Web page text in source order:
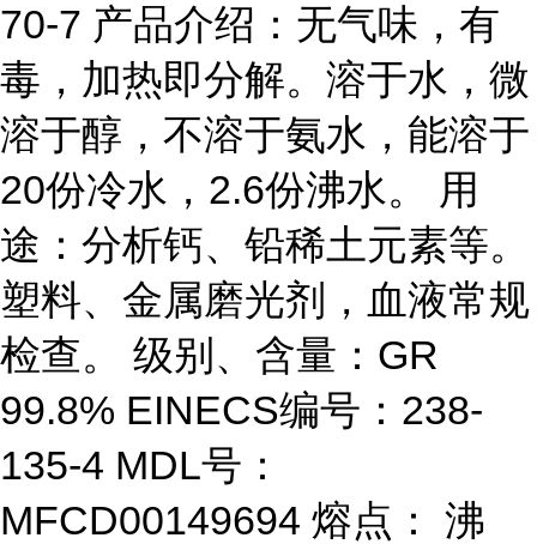
70-7 产品介绍：无气味，有
毒，加热即分解。溶于水，微
溶于醇，不溶于氨水，能溶于
20份冷水，2.6份沸水。 用
途：分析钙、铅稀土元素等。
塑料、金属磨光剂，血液常规
检查。 级别、含量：GR
99.8% EINECS编号：238-
135-4 MDL号：
MFCD00149694 熔点： 沸